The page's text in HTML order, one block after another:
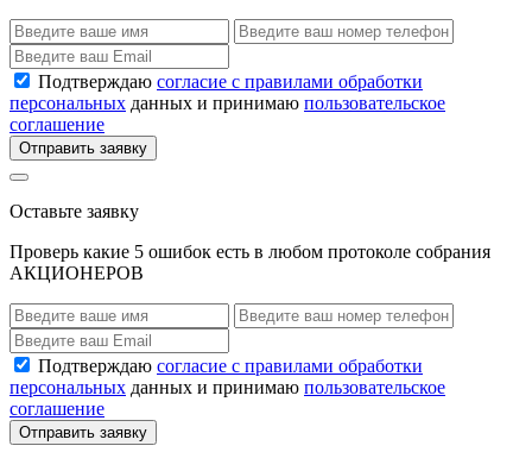
Подтверждаю согласие с правилами обработки
персональных данных и принимаю пользовательское
соглашение
Отправить заявку
Оставьте заявку
Проверь какие 5 ошибок есть в любом протоколе собрания
АКЦИОНЕРОВ
Подтверждаю согласие с правилами обработки
персональных данных и принимаю пользовательское
соглашение
Отправить заявку